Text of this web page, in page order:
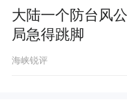
动在武汉举办。
英国国家剧院现
马克斯·韦伯斯
大陆一个防台风
局急得跳脚
海峡锐评